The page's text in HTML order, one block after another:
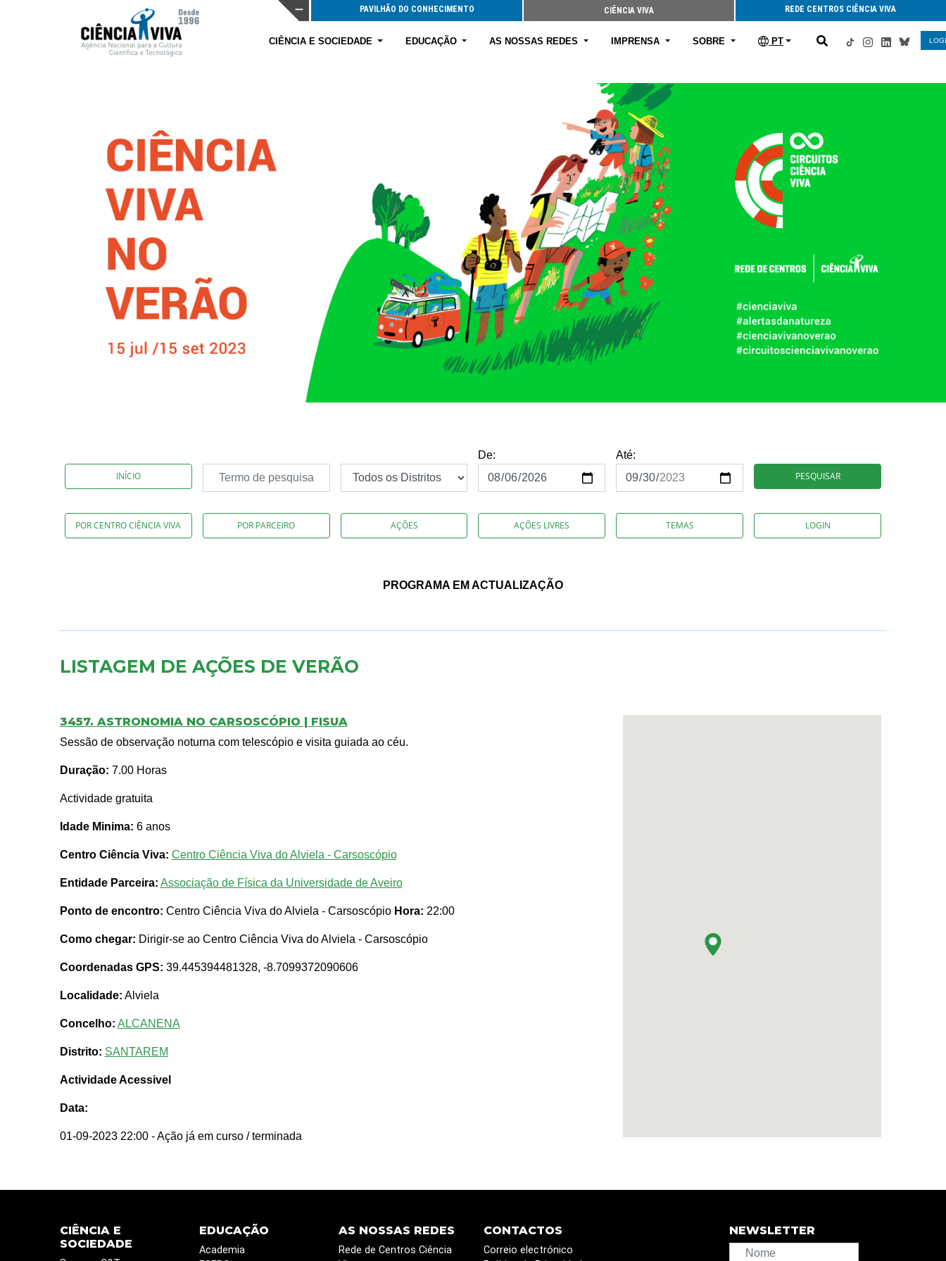
PAVILHÃO DO CONHECIMENTO CIÊNCIA VIVA REDE CENTROS CIÊNCIA VIVA
CIÊNCIA E SOCIEDADE EDUCAÇÃO AS NOSSAS REDES IMPRENSA SOBRE PT
INÍCIO
De:
Até:
PESQUISAR
POR CENTRO CIÊNCIA VIVA POR PARCEIRO AÇÕES AÇÕES LIVRES TEMAS LOGIN
PROGRAMA EM ACTUALIZAÇÃO
LISTAGEM DE AÇÕES DE VERÃO
3457. ASTRONOMIA NO CARSOSCÓPIO | FISUA
Sessão de observação noturna com telescópio e visita guiada ao céu.
Duração: 7.00 Horas
Actividade gratuita
Idade Minima: 6 anos
Centro Ciência Viva: Centro Ciência Viva do Alviela - Carsoscópio
Entidade Parceira: Associação de Física da Universidade de Aveiro
Ponto de encontro: Centro Ciência Viva do Alviela - Carsoscópio Hora: 22:00
Como chegar: Dirigir-se ao Centro Ciência Viva do Alviela - Carsoscópio
Coordenadas GPS: 39.445394481328, -8.7099372090606
Localidade: Alviela
Concelho: ALCANENA
Distrito: SANTAREM
Actividade Acessivel
Data:
01-09-2023 22:00 - Ação já em curso / terminada
CIÊNCIA E
SOCIEDADE
EDUCAÇÃO
Academia
AS NOSSAS REDES
Rede de Centros Ciência
CONTACTOS
Correio electrónico
NEWSLETTER